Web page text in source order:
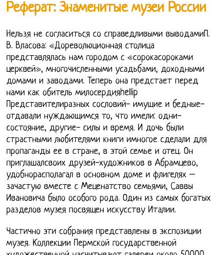
Реферат: Знаменитые музеи России
Нельзя не согласиться со справедливыми выводамиП.
В. Власова: «Дореволюционная столица
представлялась нам городом с «сорокасороками
церквей», многочисленными усадьбами, доходными
домами и заводами. Теперь она предстает перед
нами как обитель милосердияhellip
Представителиразных сословий- имущие и бедные-
отдавали нуждающимся то, что имели: одни-
состояние, другие- силы и время. И дочь были
страстными любителями книги имногое сделали для
пропаганды ее в стране, в этой семье и отец. Он
приглашалсвоих друзей-художников в Абрамцево,
удобнорасполагал в основном доме и флигелях –
зачастую вместе с Меценатство семьями, Саввы
Ивановича было особого рода. Один из самых богатых
разделов музея посвящен искусству Италии.
Частично эти собрания представлены в экспозиции
музея. Коллекции Пермской государственной